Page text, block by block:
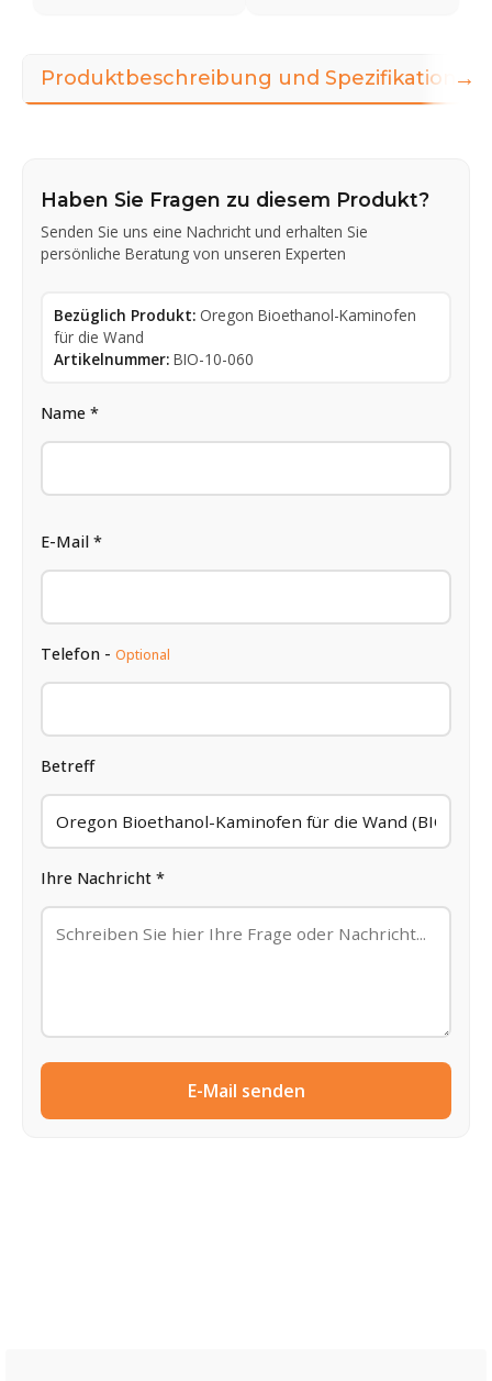
Produktbeschreibung und Spezifikationen
Haben Sie Fragen zu diesem Produkt?
Senden Sie uns eine Nachricht und erhalten Sie
persönliche Beratung von unseren Experten
Bezüglich Produkt: Oregon Bioethanol-Kaminofen
für die Wand
Artikelnummer: BIO-10-060
Name *
E-Mail *
Telefon - Optional
Betreff
Ihre Nachricht *
E-Mail senden
→